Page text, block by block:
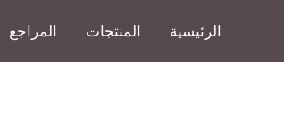
الرئيسية المنتجات المراجع